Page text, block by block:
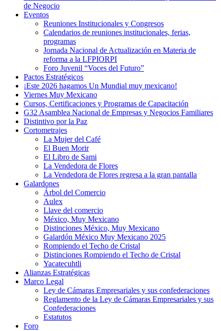
de Negocio
Eventos
Reuniones Institucionales y Congresos
Calendarios de reuniones institucionales, ferias,
programas
Jornada Nacional de Actualización en Materia de
reforma a la LFPIORPI
Foro Juvenil “Voces del Futuro”
Pactos Estratégicos
¡Este 2026 hagamos Un Mundial muy mexicano!
Viernes Muy Mexicano
Cursos, Certificaciones y Programas de Capacitación
G32 Asamblea Nacional de Empresas y Negocios Familiares
Distintivo por la Paz
Cortometrajes
La Mujer del Café
El Buen Morir
El Libro de Sami
La Vendedora de Flores
La Vendedora de Flores regresa a la gran pantalla
Galardones
Árbol del Comercio
Aulex
Llave del comercio
México, Muy Mexicano
Distinciones México, Muy Mexicano
Galardón México Muy Mexicano 2025
Rompiendo el Techo de Cristal
Distinciones Rompiendo el Techo de Cristal
Yacatecuhtli
Alianzas Estratégicas
Marco Legal
Ley de Cámaras Empresariales y sus confederaciones
Reglamento de la Ley de Cámaras Empresariales y sus
Confederaciones
Estatutos
Foro